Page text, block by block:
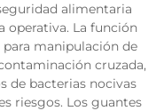
alimentaria
operativa. La función
manipulación de
cruzada,
de bacterias nocivas
riesgos. Los guantes